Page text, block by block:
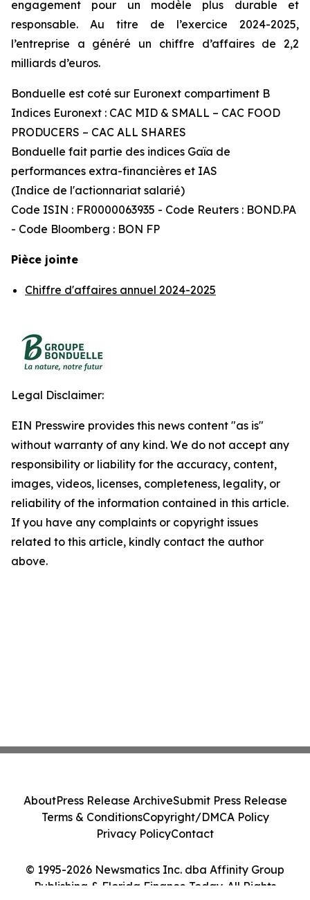
engagement pour un modèle plus durable et
responsable. Au titre de l’exercice 2024-2025,
l’entreprise a généré un chiffre d’affaires de 2,2
milliards d’euros.
Bonduelle est coté sur Euronext compartiment B
Indices Euronext : CAC MID & SMALL – CAC FOOD
PRODUCERS – CAC ALL SHARES
Bonduelle fait partie des indices Gaïa de
performances extra-financières et IAS
(Indice de l'actionnariat salarié)
Code ISIN : FR0000063935 - Code Reuters : BOND.PA
- Code Bloomberg : BON FP
Pièce jointe
Chiffre d'affaires annuel 2024-2025
Legal Disclaimer:
EIN Presswire provides this news content "as is"
without warranty of any kind. We do not accept any
responsibility or liability for the accuracy, content,
images, videos, licenses, completeness, legality, or
reliability of the information contained in this article.
If you have any complaints or copyright issues
related to this article, kindly contact the author
above.
© 1995-2026 Newsmatics Inc. dba Affinity Group
Publishing & Florida Finance Today. All Rights
AboutPress Release ArchiveSubmit Press Release
Terms & ConditionsCopyright/DMCA Policy
Privacy PolicyContact